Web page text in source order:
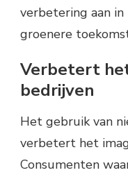
verbetering aan
groenere
Verbetert
bedrijven
Het gebruik van
verbetert het
Consumenten